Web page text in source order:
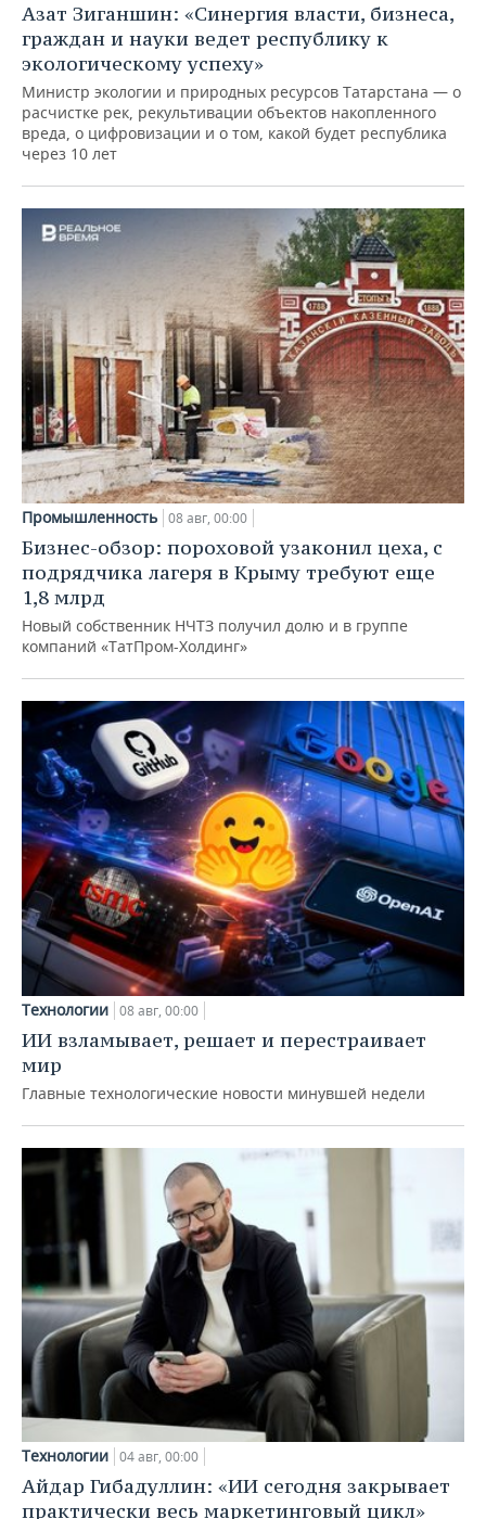
Азат Зиганшин: «Синергия власти, бизнеса,
граждан и науки ведет республику к
экологическому успеху»
Министр экологии и природных ресурсов Татарстана — о
расчистке рек, рекультивации объектов накопленного
вреда, о цифровизации и о том, какой будет республика
через 10 лет
Промышленность 08 авг, 00:00
Бизнес-обзор: пороховой узаконил цеха, с
подрядчика лагеря в Крыму требуют еще
1,8 млрд
Новый собственник НЧТЗ получил долю и в группе
компаний «ТатПром-Холдинг»
Технологии 08 авг, 00:00
ИИ взламывает, решает и перестраивает
мир
Главные технологические новости минувшей недели
Технологии 04 авг, 00:00
Айдар Гибадуллин: «ИИ сегодня закрывает
практически весь маркетинговый цикл»